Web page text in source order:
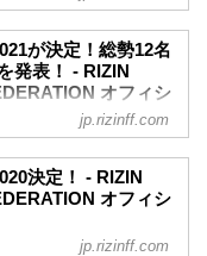
メンバー（集合写真左
の中から、1・2・3次審
査を通過し、ライブ配
オーディションを通過
13名！
は、9月24日（日）さい
ーナで開催される
グを華麗に彩るR...
2022」のメンバーが決
ーディション、LINE
予選・決勝を勝ち抜
ションで選ばれた計13
2022」として活躍す
は、9月の予定だ！リン
ガール2022を、み
が決定！総勢12名
発表！ - RIZIN
オフィシ
」のメンバーが決
RIZINガールオーディシ
格者6名とGRAVURE
jp.rizinff.com
決定！ - RIZIN
オフィシ
のメンバーが決定！熾
jp.rizinff.com